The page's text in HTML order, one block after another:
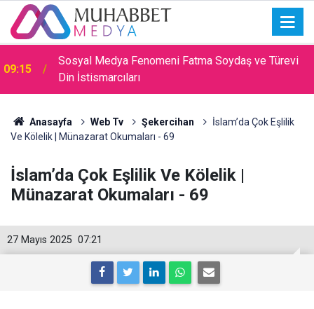
09:15
Sosyal Medya Fenomeni Fatma Soydaş ve Türevi
Din İstismarcıları
Anasayfa Web Tv Şekercihan
İslam’da Çok Eşlilik
Ve Kölelik | Münazarat Okumaları - 69
İslam’da Çok Eşlilik Ve Kölelik |
Münazarat Okumaları - 69
07:21
27 Mayıs 2025